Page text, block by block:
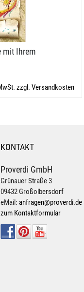
mit Ihrem
zzgl. Versandkosten
KONTAKT
Proverdi GmbH
Grünauer Straße 3
09432 Großolbersdorf
eMail: anfragen@proverdi.de
zum Kontaktformular